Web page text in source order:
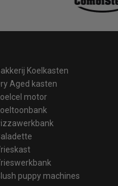
Koelkasten
Aged kasten
motor
puppy machines